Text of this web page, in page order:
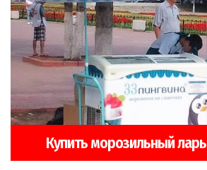
Купить морозильный ларь